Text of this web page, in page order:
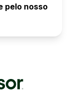
pelo nosso